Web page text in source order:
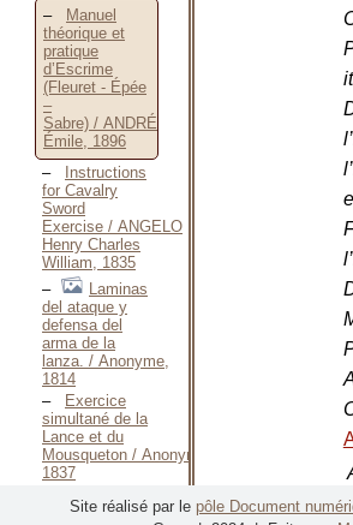
Manuel
théorique et
pratique
d’Escrime
(Fleuret - Épée
–
Sabre) / ANDRÉ
Émile, 1896
Instructions
for Cavalry
Sword
Exercise / ANGELO
Henry Charles
William, 1835
Laminas
del ataque y
defensa del
arma de la
lanza. / Anonyme,
1814
Exercice
simultané de la
Lance et du
Mousqueton / Anonyme,
1837
Vorschriften für
Site réalisé par le pôle Document